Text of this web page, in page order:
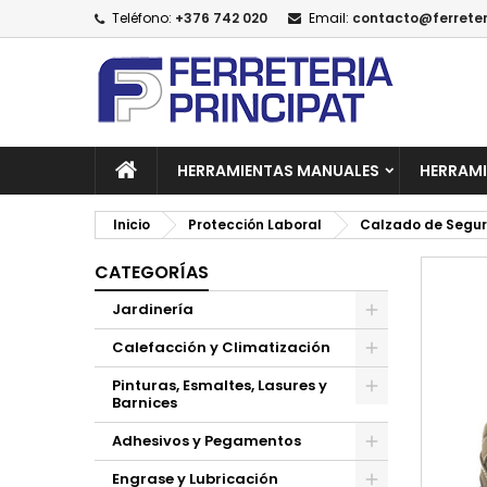
Teléfono: +376 742 020 Email:
HERRAMIENTAS MANUALES
Inicio Protección Laboral Calzado de
CATEGORÍAS
Jardinería
Calefacción y Climatización
Pinturas, Esmaltes, Lasures y
Barnices
Adhesivos y Pegamentos
Engrase y Lubricación